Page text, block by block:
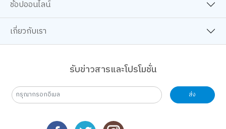
ช้อปออนไลน์
เกี่ยวกับเรา
รับข่าวสารและโปรโมชั่น